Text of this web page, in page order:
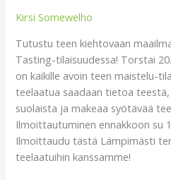
Kirsi Somewelho
Tutustu teen kiehtovaan
Tasting-tilaisuudessa! Torstai
on kaikille avoin teen maistelu-
teelaatua saadaan tietoa
suolaista ja makeaa syötävää
Ilmoittautuminen ennakkoon su
Ilmoittaudu tästä Lämpimästi
teelaatuihin kanssamme!